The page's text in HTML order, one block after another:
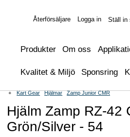
Ställ in
Logga in
Återförsäljare
Produkter Om oss
Kvalitet & Miljö Sponsring
Zamp Junior CMR
Hjälmar
Kart Gear
+
Hjälm Zamp RZ-42
Grön/Silver - 54